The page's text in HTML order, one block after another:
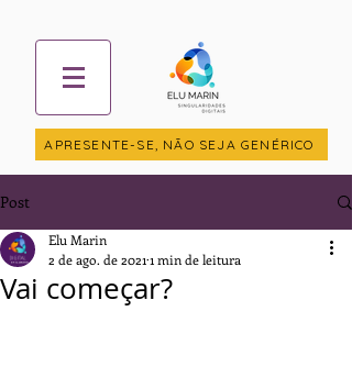
APRESENTE-SE, NÃO SEJA GENÉRICO
Post
Vai começar?
Elu Marin
2 de ago. de 2021 1 min de leitura